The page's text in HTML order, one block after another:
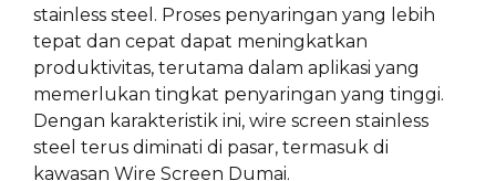
stainless steel. Proses penyaringan yang lebih
tepat dan cepat dapat meningkatkan
produktivitas, terutama dalam aplikasi yang
memerlukan tingkat penyaringan yang tinggi.
Dengan karakteristik ini, wire screen stainless
steel terus diminati di pasar, termasuk di
kawasan Wire Screen Dumai.